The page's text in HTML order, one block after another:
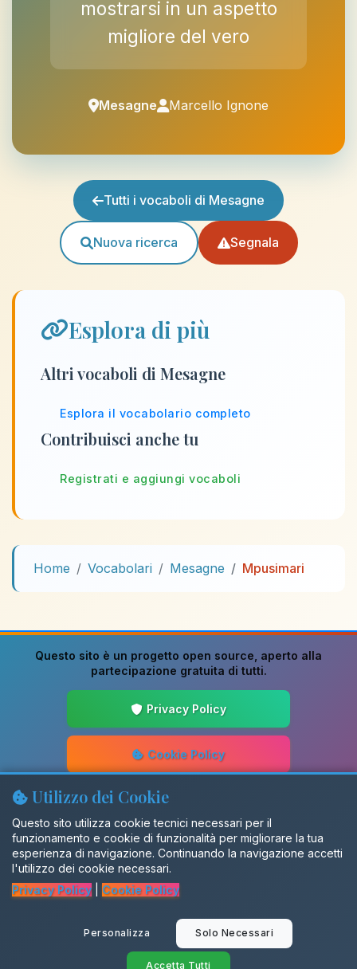
mostrarsi in un aspetto
migliore del vero
Mesagne Marcello Ignone
Tutti i vocaboli di Mesagne
Nuova ricerca Segnala
Esplora di più
Altri vocaboli di Mesagne
Esplora il vocabolario completo
Contribuisci anche tu
Registrati e aggiungi vocaboli
Home Vocabolari Mesagne Mpusimari
Questo sito è un progetto open source , aperto alla
partecipazione gratuita di tutti.
Privacy Policy
Cookie Policy
Guida alla Scrittura
Aggiornamenti
Gruppo Facebook
SalentiX
Utilizzo dei Cookie
Questo sito utilizza cookie tecnici necessari per il
funzionamento e cookie di funzionalità per migliorare la tua
esperienza di navigazione. Continuando la navigazione accetti
l'utilizzo dei cookie necessari.
Privacy Policy
Cookie Policy
Personalizza Solo Necessari
Accetta Tutti